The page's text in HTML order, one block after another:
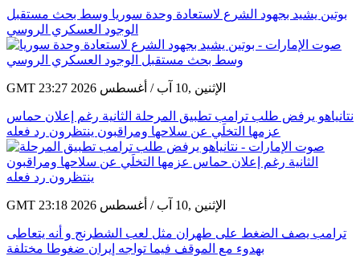
بوتين يشيد بجهود الشرع لاستعادة وحدة سوريا وسط بحث مستقبل
الوجود العسكري الروسي
GMT 23:27 2026 الإثنين ,10 آب / أغسطس
نتانياهو يرفض طلب ترامب تطبيق المرحلة الثانية رغم إعلان حماس
عزمها التخلَي عن سلاحها ومراقبون ينتظرون رد فعله
GMT 23:18 2026 الإثنين ,10 آب / أغسطس
ترامب يصف الضغط على طهران مثل لعب الشطرنج و أنه يتعاطى
بهدوء مع الموقف فيما تواجه إيران ضغوطا مختلفة